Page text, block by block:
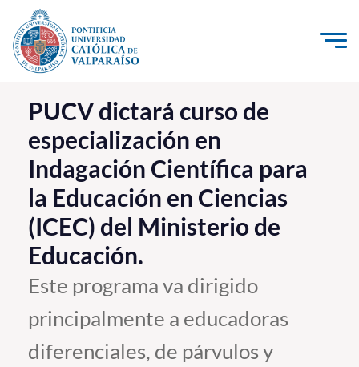
Click acá para ir directamente al contenido
La Universidad
Investigación, Creación e Innovación
PUCV Internacional
Vinculación con el Medio
Admisión
Pregrado
Postgrado
Formación Continua
PUCV dictará curso de
especialización en
Indagación Científica para
la Educación en Ciencias
(ICEC) del Ministerio de
Educación.
Este programa va dirigido
principalmente a educadoras
diferenciales, de párvulos y